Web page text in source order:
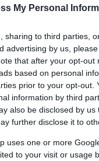
My Personal
sharing to third parties,
advertising by us,
that after your opt-out
based on personal
prior to your opt-out.
information by third
also be disclosed by
further disclose it to
uses one or more
to your visit or usage